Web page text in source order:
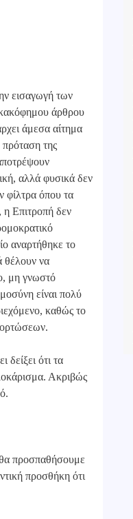
εισαγωγή των
κακόφημου άρθρου
άμεσα αίτημα
πρόταση της
αλλά φυσικά δεν
φίλτρα όπου τα
Επιτροπή δεν
αναρτήθηκε το
θέλουν να
μη γνωστό
είναι πολύ
καθώς το
ότι τα
Ακριβώς
θα προσπαθήσουμε
προσθήκη ότι